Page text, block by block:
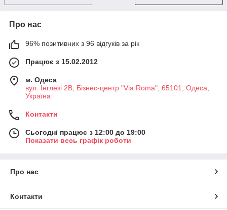
Про нас
96% позитивних з 96 відгуків за рік
Працює з 15.02.2012
м. Одеса
вул. Інглезі 2В, Бізнес-центр "Via Roma", 65101, Одеса,
Україна
Контакти
Сьогодні працює з 12:00 до 19:00
Показати весь графік роботи
Про нас
Контакти